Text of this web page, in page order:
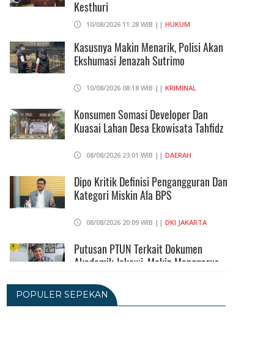
Kesthuri
10/08/2026 11:28 WIB || HUKUM
Kasusnya Makin Menarik, Polisi Akan
Ekshumasi Jenazah Sutrimo
10/08/2026 08:18 WIB || KRIMINAL
Konsumen Somasi Developer Dan
Kuasai Lahan Desa Ekowisata Tahfidz
08/08/2026 23:01 WIB || DAERAH
Dipo Kritik Definisi Pengangguran Dan
Kategori Miskin Ala BPS
08/08/2026 20:09 WIB || DKI JAKARTA
Putusan PTUN Terkait Dokumen
Akademik Jokowi, Makin Menggerus
08/08/2026 17:52 WIB ||
POPULER SEPEKAN